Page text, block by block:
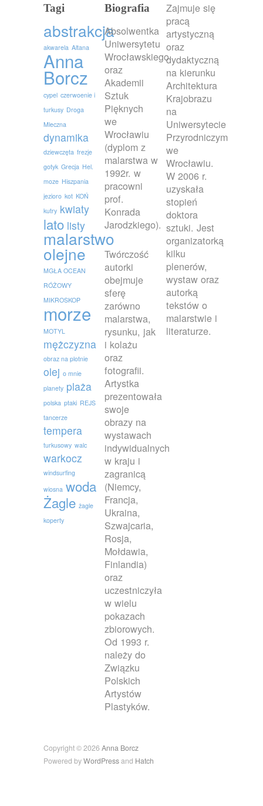
Tagi
abstrakcja
akwarela Altana
Anna
Borcz
cypel czerwoenie i
turkusy Droga
Mleczna
dynamika
dziewczęta frezje
gotyk Grecja Hel.
moze Hiszpania
jezioro kot KOŃ
kutry kwiaty
lato listy
malarstwo
olejne
MGŁA OCEAN
RÓŻOWY
MIKROSKOP
morze
MOTYL
mężczyzna
obraz na plotnie
olej o mnie
planety plaża
polska ptaki REJS
tancerze
tempera
turkusowy walc
warkocz
windsurfing
wiosna woda
Żagle żagle
koperty
Biografia
Absolwentka
Uniwersytetu
Wrocławskiego
oraz
Akademii
Sztuk
Pięknych
we
Wrocławiu
(dyplom z
malarstwa w
1992r. w
pracowni
prof.
Konrada
Jarodzkiego).
Twórczość
autorki
obejmuje
sferę
zarówno
malarstwa,
rysunku, jak
i kolażu
oraz
fotografii.
Artystka
prezentowała
swoje
obrazy na
wystawach
indywidualnych
w kraju i
zagranicą
(Niemcy,
Francja,
Ukraina,
Szwajcaria,
Rosja,
Mołdawia,
Finlandia)
oraz
uczestniczyła
w wielu
pokazach
zbiorowych.
Od 1993 r.
należy do
Związku
Polskich
Artystów
Plastyków.
Zajmuje się
pracą
artystyczną
oraz
dydaktyczną
na kierunku
Architektura
Krajobrazu
na
Uniwersytecie
Przyrodniczym
we
Wrocławiu.
W 2006 r.
uzyskała
stopień
doktora
sztuki. Jest
organizatorką
kilku
plenerów,
wystaw oraz
autorką
tekstów o
malarstwie i
literaturze.
Copyright © 2026 Anna Borcz
Powered byWordPressand Hatch